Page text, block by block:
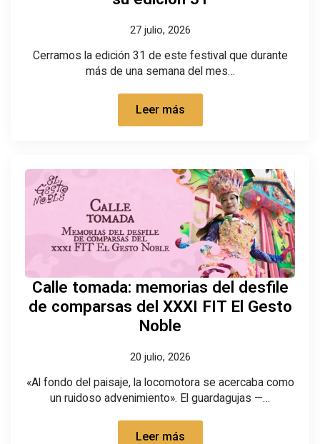
27 julio, 2026
Cerramos la edición 31 de este festival que durante
más de una semana del mes…
Leer más
Calle tomada: memorias del desfile
de comparsas del XXXI FIT El Gesto
Noble
20 julio, 2026
«Al fondo del paisaje, la locomotora se acercaba como
un ruidoso advenimiento». El guardagujas —…
Leer más